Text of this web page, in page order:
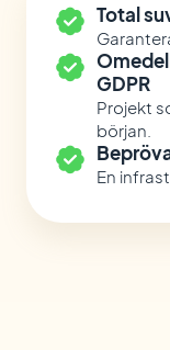
Total
GDPR
Projekt
början.
En